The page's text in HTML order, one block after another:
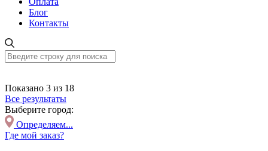
Блог
Контакты
Показано 3 из 18
Все результаты
Выберите город:
Определяем...
Где мой заказ?